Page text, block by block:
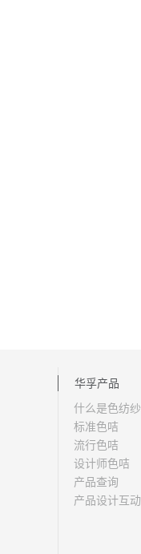
华孚产品
什么是色纺纱
标准色咭
流行色咭
设计师色咭
产品查询
产品设计互动